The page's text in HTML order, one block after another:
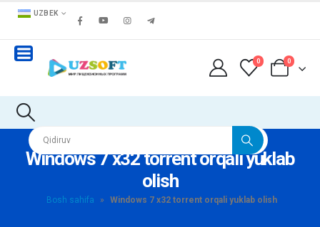
UZBEK
0 0
Windows 7 x32 torrent orqali yuklab
olish
Bosh sahifa » Windows 7 x32 torrent orqali yuklab olish